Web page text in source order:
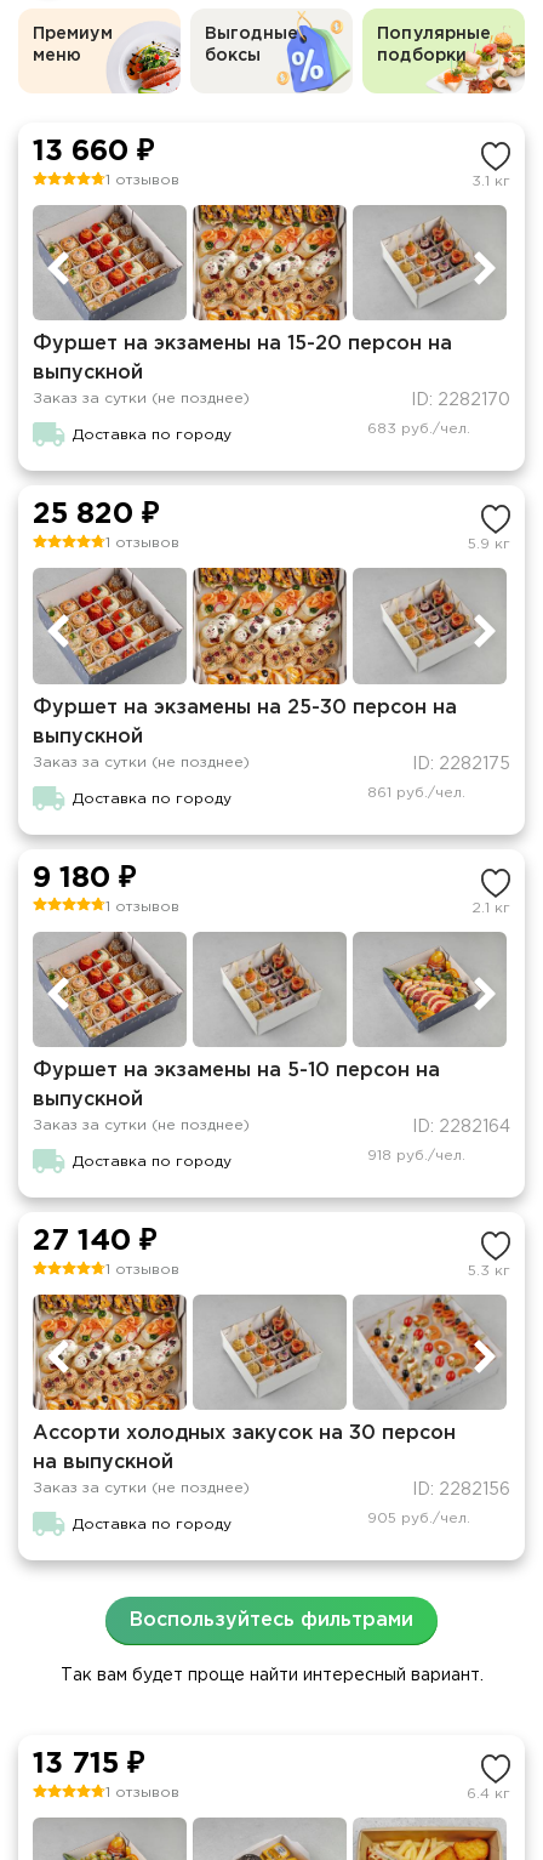
Премиум
меню
Выгодные
боксы
Популярные
подборки
13 660 ₽
1 отзывов 3.1 кг
Фуршет на экзамены на 15-20 персон на
выпускной
Заказ за сутки (не позднее) ID: 2282170
Доставка по городу 683 руб./чел.
25 820 ₽
1 отзывов 5.9 кг
Фуршет на экзамены на 25-30 персон на
выпускной
Заказ за сутки (не позднее) ID: 2282175
Доставка по городу 861 руб./чел.
9 180 ₽
1 отзывов 2.1 кг
Фуршет на экзамены на 5-10 персон на
выпускной
Заказ за сутки (не позднее) ID: 2282164
Доставка по городу 918 руб./чел.
27 140 ₽
1 отзывов 5.3 кг
Ассорти холодных закусок на 30 персон
на выпускной
Заказ за сутки (не позднее) ID: 2282156
Доставка по городу 905 руб./чел.
Воспользуйтесь фильтрами
Так вам будет проще найти интересный вариант.
13 715 ₽
1 отзывов 6.4 кг